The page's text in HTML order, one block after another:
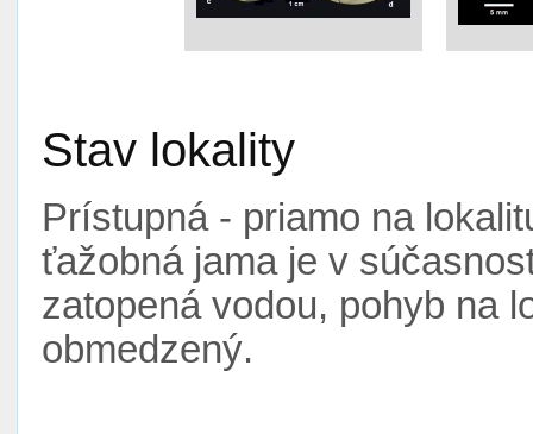
Stav lokality
Prístupná - priamo na
ťažobná jama je v
zatopená vodou, pohyb na
obmedzený.